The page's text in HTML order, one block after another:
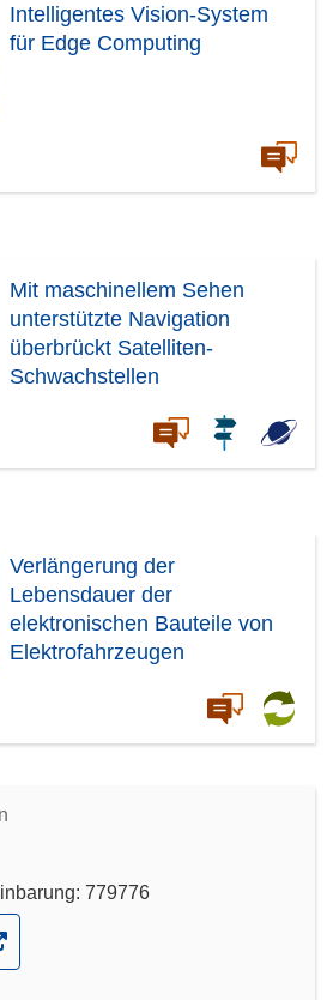
Intelligentes Vision-System
für Edge Computing
Mit maschinellem Sehen
unterstützte Navigation
überbrückt Satelliten-
Schwachstellen
Verlängerung der
Lebensdauer der
elektronischen Bauteile von
Elektrofahrzeugen
779776